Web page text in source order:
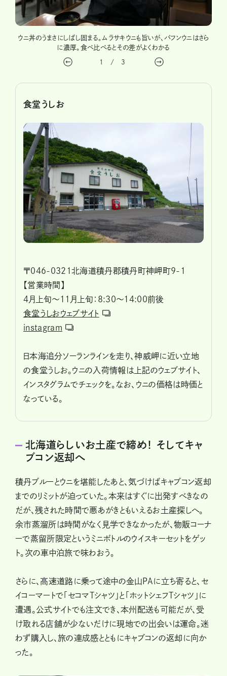
ウニ丼のうまさにしばし固まる。ムラサキウニも旨いが、バフンウニはさら
に濃厚。食べ比べるとその差がよくわかる
1 / 3
食堂うしお
〒046-0321北海道積丹郡積丹町神岬町9-1
【営業時間】
4月上旬〜11月上旬：8:30〜14:00前後
食堂うしおウェブサイト
instagram
日本海追分ソーランラインを走り、神威岬に近い立地
の食堂うしお。ウニの入荷情報は上記のウェブサイト、
インスタグラムでチェックを。なお、ウニの価格は時価と
なっている。
北海道らしいお土産で締め！ そしてキャ
ブコン返却へ
積丹ブルーとウニを堪能したあと、気づけばキャブコン返却
までのリミットが迫っていた。本来はすぐに出発すべきなの
だが、残された時間で悪あがきともいえるお土産探しへ。
余市蒸溜所は時間がなく見学できなかったが、物販コーナ
ーで蒸留所限定というミニボトルのウイスキーセットをゲッ
ト。次の車中泊旅で味わおう。
さらに、高速道路に乗って途中の金山PAに立ち寄ると、セ
イコーマートで「セコマTシャツ」と「ホットシェフTシャツ」に
遭遇。公式サイトでも注文でき、本州配送も可能だが、受
け取れる店舗が少ないだけに現地での出会いは運命。迷
わず購入し、旅の達成感とともにキャブコンの返却に向か
った。